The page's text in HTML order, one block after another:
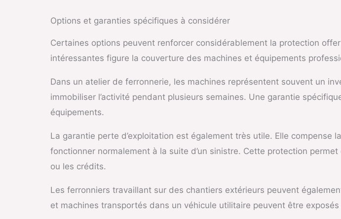
Options et garanties spécifiques à considérer
Certaines options peuvent renforcer considérablement la protection
intéressantes figure la couverture des machines et équipements
Dans un atelier de ferronnerie, les machines représentent souvent un
immobiliser l’activité pendant plusieurs semaines. Une garantie
équipements.
La garantie perte d’exploitation est également très utile. Elle compense
fonctionner normalement à la suite d’un sinistre. Cette protection
ou les crédits.
Les ferronniers travaillant sur des chantiers extérieurs peuvent
et machines transportés dans un véhicule utilitaire peuvent être